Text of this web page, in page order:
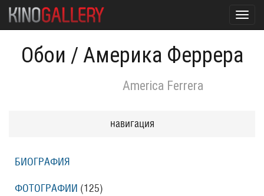
Обои / Америка Феррера
America Ferrera
навигация
БИОГРАФИЯ
ФОТОГРАФИИ (125)